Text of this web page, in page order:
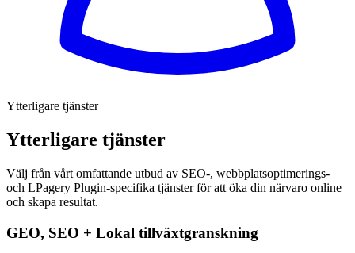
Ytterligare tjänster
Ytterligare tjänster
Välj från vårt omfattande utbud av SEO-, webbplatsoptimerings-
och LPagery Plugin-specifika tjänster för att öka din närvaro online
och skapa resultat.
GEO, SEO + Lokal tillväxtgranskning